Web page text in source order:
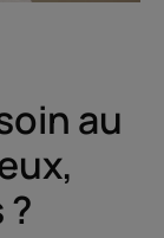
au